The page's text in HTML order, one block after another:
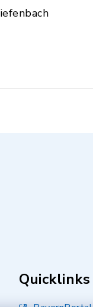
Quicklinks